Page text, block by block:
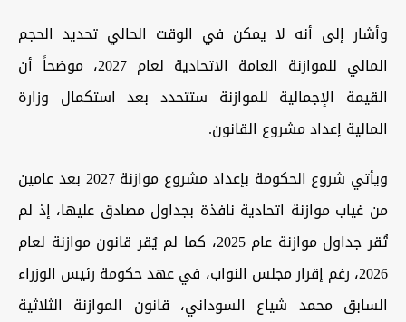
وأشار إلى أنه لا يمكن في الوقت الحالي تحديد الحجم
المالي للموازنة العامة الاتحادية لعام 2027، موضحاً أن
القيمة الإجمالية للموازنة ستتحدد بعد استكمال وزارة
المالية إعداد مشروع القانون.
ويأتي شروع الحكومة بإعداد مشروع موازنة 2027 بعد عامين
من غياب موازنة اتحادية نافذة بجداول مصادق عليها، إذ لم
تُقر جداول موازنة عام 2025، كما لم يُقر قانون موازنة لعام
2026، رغم إقرار مجلس النواب، في عهد حكومة رئيس الوزراء
السابق محمد شياع السوداني، قانون الموازنة الثلاثية